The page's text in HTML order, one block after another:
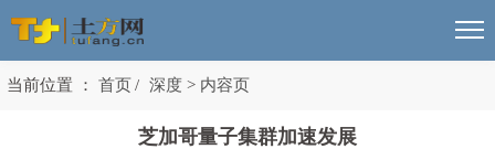
当前位置 ： 首页/ 深度 > 内容页
芝加哥量子集群加速发展